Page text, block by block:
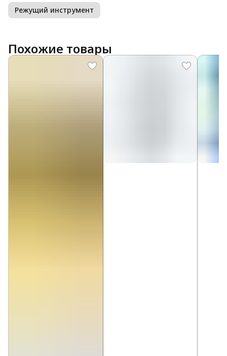
Режущий инструмент
Похожие товары